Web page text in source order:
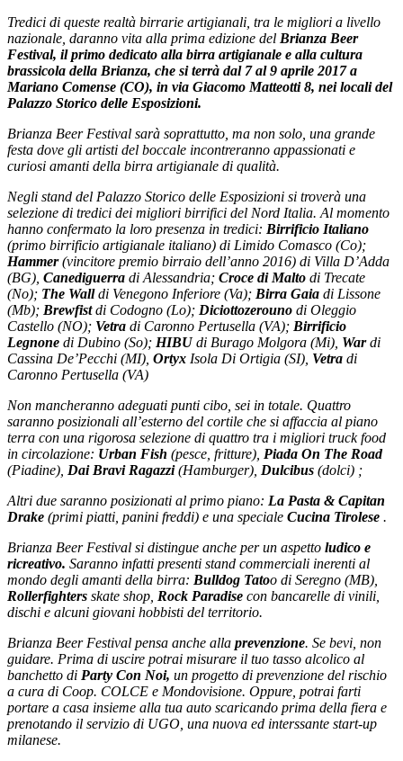
Tredici di queste realtà birrarie artigianali, tra le migliori a livello
nazionale, daranno vita alla prima edizione del Brianza Beer
Festival, il primo dedicato alla birra artigianale e alla cultura
brassicola della Brianza, che si terrà dal 7 al 9 aprile 2017 a
Mariano Comense (CO), in via Giacomo Matteotti 8, nei locali del
Palazzo Storico delle Esposizioni.
Brianza Beer Festival sarà soprattutto, ma non solo, una grande
festa dove gli artisti del boccale incontreranno appassionati e
curiosi amanti della birra artigianale di qualità.
Negli stand del Palazzo Storico delle Esposizioni si troverà una
selezione di tredici dei migliori birrifici del Nord Italia. Al momento
hanno confermato la loro presenza in tredici: Birrificio Italiano
(primo birrificio artigianale italiano) di Limido Comasco (Co);
Hammer(vincitore premio birraio dell’anno 2016) di Villa D’Adda
(BG), Canediguerra di Alessandria; Croce di Malto di Trecate
(No); The Walldi Venegono Inferiore (Va); Birra Gaia di Lissone
(Mb); Brewfistdi Codogno (Lo); Diciottozerouno di Oleggio
Castello (NO); Vetra di Caronno Pertusella (VA); Birrificio
Legnone di Dubino (So); HIBUdi Burago Molgora (Mi), Wardi
Cassina De’Pecchi (MI), Ortyx Isola Di Ortigia (SI), Vetra di
Caronno Pertusella (VA)
Non mancheranno adeguati punti cibo, sei in totale. Quattro
saranno posizionali all’esterno del cortile che si affaccia al piano
terra con una rigorosa selezione di quattro tra i migliori truck food
in circolazione: Urban Fish (pesce, fritture), Piada On The Road
(Piadine), Dai Bravi Ragazzi(Hamburger), Dulcibus (dolci) ;
Altri due saranno posizionati al primo piano: La Pasta & Capitan
Drake (primi piatti, panini freddi) e una speciale Cucina Tirolese .
Brianza Beer Festival si distingue anche per un aspetto ludico e
ricreativo. Saranno infatti presenti stand commerciali inerenti al
mondo degli amanti della birra: Bulldog Tatoo di Seregno (MB),
Rollerfighters skate shop, Rock Paradise con bancarelle di vinili,
dischi e alcuni giovani hobbisti del territorio.
Brianza Beer Festival pensa anche alla prevenzione. Se bevi, non
guidare. Prima di uscire potrai misurare il tuo tasso alcolico al
banchetto di Party Con Noi, un progetto di prevenzione del rischio
a cura di Coop. COLCE e Mondovisione. Oppure, potrai farti
portare a casa insieme alla tua auto scaricando prima della fiera e
prenotando il servizio di UGO, una nuova ed interssante start-up
milanese.